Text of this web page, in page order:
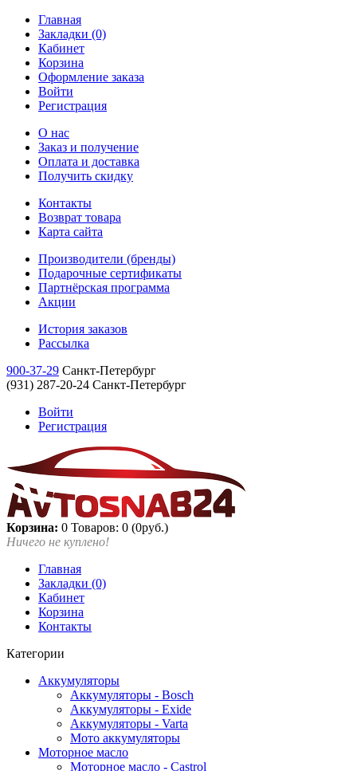
Главная
Закладки (0)
Кабинет
Корзина
Оформление заказа
Войти
Регистрация
О нас
Заказ и получение
Оплата и доставка
Получить скидку
Контакты
Возврат товара
Карта сайта
Производители (бренды)
Подарочные сертификаты
Партнёрская программа
Акции
История заказов
Рассылка
900-37-29 Санкт-Петербург
(931) 287-20-24 Санкт-Петербург
Войти
Регистрация
Корзина: 0 Товаров: 0 (0руб.)
Ничего не куплено!
Главная
Закладки (0)
Кабинет
Корзина
Контакты
Категории
Аккумуляторы
Аккумуляторы - Bosch
Аккумуляторы - Exide
Аккумуляторы - Varta
Мото аккумуляторы
Моторное масло
Моторное масло - Castrol